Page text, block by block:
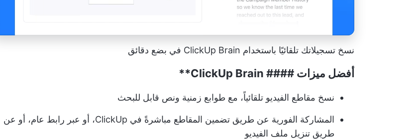
نسخ تسجيلاتك تلقائيًا باستخدام ClickUp Brain في بضع دقائق
أفضل ميزات #### ClickUp Brain**
نسخ مقاطع الفيديو تلقائياً، مع طوابع زمنية ونص قابل للبحث
المشاركة الفورية عن طريق تضمين المقاطع مباشرةً في ClickUp، أو عبر رابط عام، أو عن
طريق تنزيل ملف الفيديو